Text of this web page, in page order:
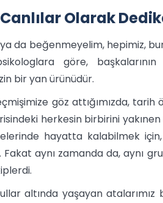
Olarak
da beğenmeyelim, hepimiz,
göre,
bir yan ürünüdür.
göz attığımızda, tarih
herkesin birbirini yakınen
hayatta kalabilmek
Fakat aynı zamanda da, aynı
altında yaşayan